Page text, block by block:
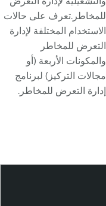
للمخاطر.تعرف على حالات
الاستخدام المختلفة لإدارة
التعرض للمخاطر
والمكونات الأربعة (أو
مجالات التركيز) لبرنامج
إدارة التعرض للمخاطر.